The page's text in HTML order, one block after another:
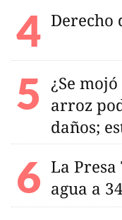
Derecho
¿Se
arroz
daños;
La
agua a